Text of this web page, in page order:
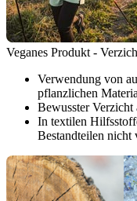
Veganes Produkt -
Verwendung von
pflanzlichen
Bewusster Verzicht
In textilen
Bestandteilen nicht